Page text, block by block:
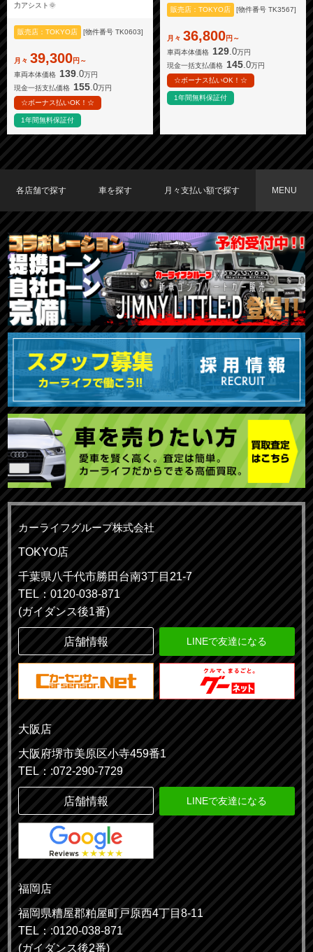
力アシスト🌞
販売店：TOKYO店 [物件番号 TK0603]
月々 39,300円～
車両本体価格 139.0万円
現金一括支払価格 155 .0万円
☆ボーナス払いOK！☆
1年間無料保証付
販売店：TOKYO店 [物件番号 TK3567]
月々 36,800円～
車両本体価格 129.0万円
現金一括支払価格 145 .0万円
☆ボーナス払いOK！☆
1年間無料保証付
各店舗で探す
TOKYO店在庫車両
大阪店在庫車両
福岡店在庫車両
車を探す
車種で探す
メーカーで探す
月々支払い額で探す
〜19,999円
20,000円〜29,999円
30,000円〜39,999円
40,000円〜49,999円
50,000円〜
MENU
カーライフグループ株式会社
TOKYO店
千葉県八千代市勝田台南3丁目21-7
TEL：0120-038-871
(ガイダンス後1番)
店舗情報 LINEで友達になる
大阪店
大阪府堺市美原区小寺459番1
TEL：:072-290-7729
店舗情報 LINEで友達になる
福岡店
福岡県糟屋郡粕屋町戸原西4丁目8-11
TEL：:0120-038-871
(ガイダンス後2番)